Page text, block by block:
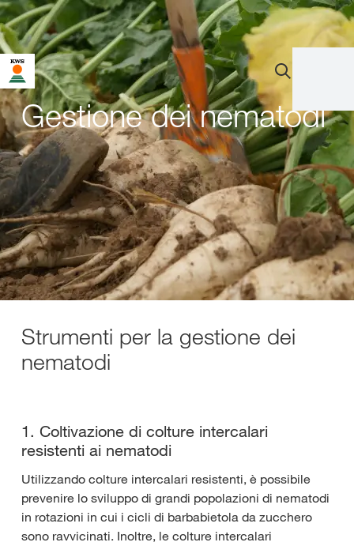
Gestione dei nematodi
Strumenti per la gestione dei
nematodi
1. Coltivazione di colture intercalari
resistenti ai nematodi
Utilizzando colture intercalari resistenti, è possibile
prevenire lo sviluppo di grandi popolazioni di nematodi
in rotazioni in cui i cicli di barbabietola da zucchero
sono ravvicinati. Inoltre, le colture intercalari